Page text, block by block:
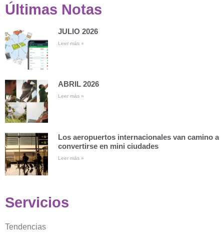
Últimas Notas
JULIO 2026
Leer más »
ABRIL 2026
Leer más »
Los aeropuertos internacionales van camino a
convertirse en mini ciudades
Leer más »
Servicios
Tendencias